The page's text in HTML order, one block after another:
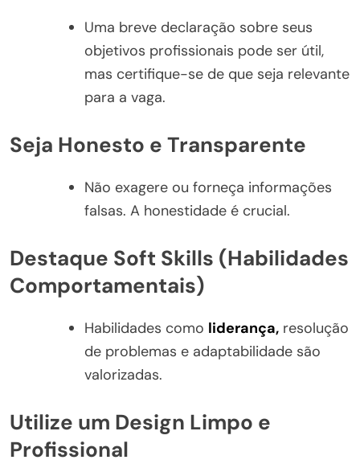
Uma breve declaração sobre seus
objetivos profissionais pode ser útil,
mas certifique-se de que seja relevante
para a vaga.
Seja Honesto e Transparente
Não exagere ou forneça informações
falsas. A honestidade é crucial.
Destaque Soft Skills (Habilidades
Comportamentais)
Habilidades como liderança,resolução
de problemas e adaptabilidade são
valorizadas.
Utilize um Design Limpo e
Profissional